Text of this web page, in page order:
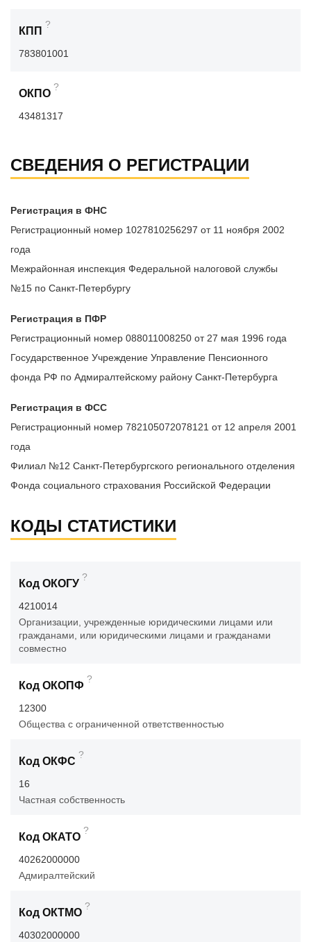
КПП
?
783801001
ОКПО
?
43481317
СВЕДЕНИЯ О РЕГИСТРАЦИИ
Регистрация в ФНС
Регистрационный номер 1027810256297 от 11 ноября 2002
года
Межрайонная инспекция Федеральной налоговой службы
№15 по Санкт-Петербургу
Регистрация в ПФР
Регистрационный номер 088011008250 от 27 мая 1996 года
Государственное Учреждение Управление Пенсионного
фонда РФ по Адмиралтейскому району Санкт-Петербурга
Регистрация в ФСС
Регистрационный номер 782105072078121 от 12 апреля 2001
года
Филиал №12 Санкт-Петербургского регионального отделения
Фонда социального страхования Российской Федерации
КОДЫ СТАТИСТИКИ
Код ОКОГУ
?
4210014
Организации, учрежденные юридическими лицами или
гражданами, или юридическими лицами и гражданами
совместно
Код ОКОПФ
?
12300
Общества с ограниченной ответственностью
Код ОКФС
?
16
Частная собственность
Код ОКАТО
?
40262000000
Адмиралтейский
Код ОКТМО
?
40302000000